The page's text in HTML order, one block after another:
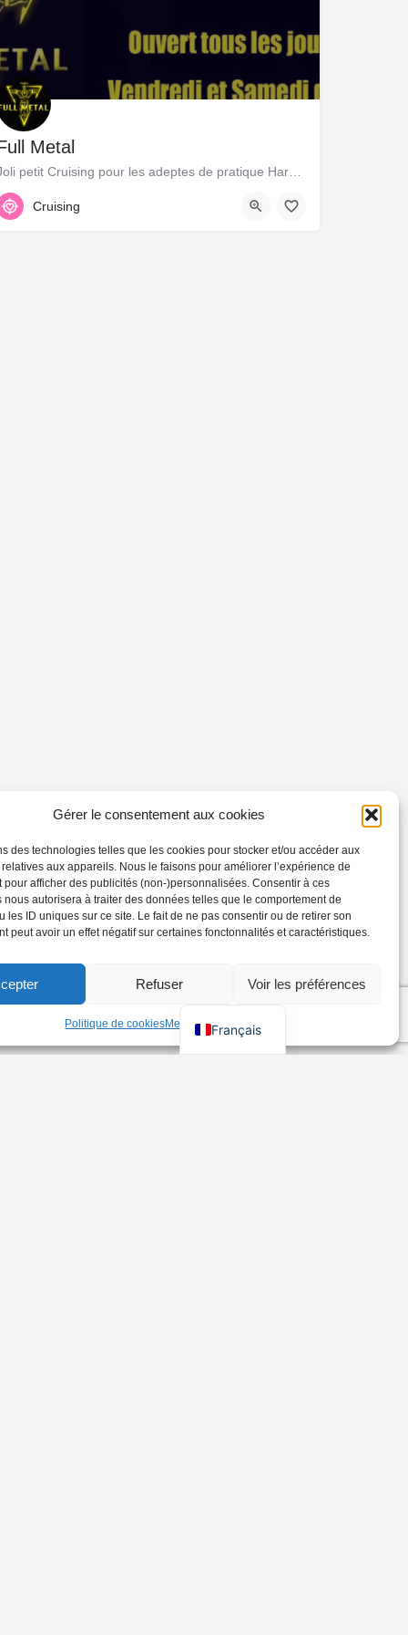
Gérer le consentement aux cookies
des technologies telles que les cookies pour stocker et/ou accéder aux
aux appareils. Nous le faisons pour améliorer l’expérience de
pour afficher des publicités (non-)personnalisées. Consentir à ces
nous autorisera à traiter des données telles que le comportement de
les ID uniques sur ce site. Le fait de ne pas consentir ou de retirer son
peut avoir un effet négatif sur certaines fonctonnalités et caractéristiques.
Refuser Voir les préférences
Politique de cookiesMentions Légales
Metal
Joli petit Cruising pour les adeptes de pratique Hard BDSM !
40 Rue des Blancs Manteaux, 75004 Paris, 48.85987, 2.35516
Cruising
Français